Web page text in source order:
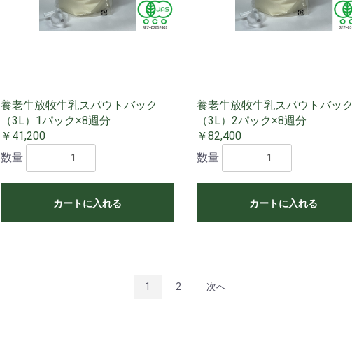
養老牛放牧牛乳スパウトバック
（3L）1パック×8週分
￥41,200
数量
カートに入れる
養老牛放牧牛乳スパウトバック
（3L）2パック×8週分
￥82,400
数量
カートに入れる
1 2 次へ